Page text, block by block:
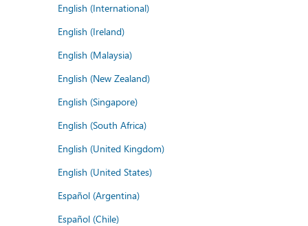
English (International)
English (Ireland)
English (Malaysia)
English (New Zealand)
English (Singapore)
English (South Africa)
English (United Kingdom)
English (United States)
Español (Argentina)
Español (Chile)